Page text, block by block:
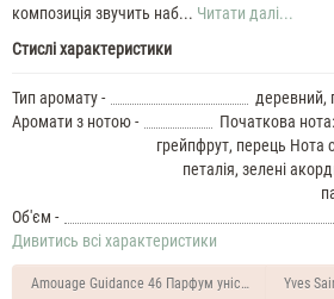
композиція звучить наб... Читати далі...
Стислі характеристики
Тип аромату -
деревний,
Аромати з нотою -
Початкова
грейпфрут, перець Нота
петалія, зелені
Об'єм -
Дивитись всі характеристики
Amouage Guidance 46 Парфум унісекс 60 млYves